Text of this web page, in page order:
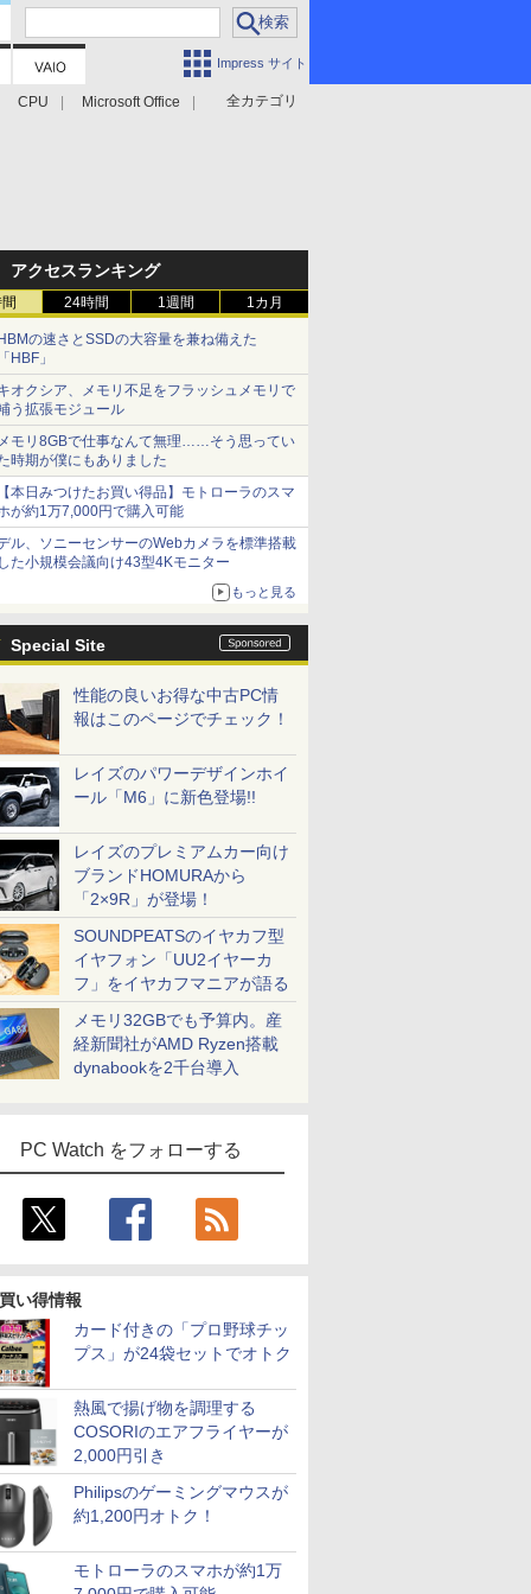
Impress サイト
全カテゴリ
CPU Microsoft Office
アクセスランキング
24時間 1週間 1カ月
の速さとSSDの大容量を兼ね備えた
HBF」
オクシア、メモリ不足をフラッシュメモリで
う拡張モジュール
モリ8GBで仕事なんて無理……そう思ってい
時期が僕にもありました
本日みつけたお買い得品】モトローラのスマ
が約1万7,000円で購入可能
ル、ソニーセンサーのWebカメラを標準搭載
た小規模会議向け43型4Kモニター
もっと見る
Special Site
性能の良いお得な中古PC情
報はこのページでチェック！
レイズのパワーデザインホイ
ール「M6」に新色登場!!
レイズのプレミアムカー向け
ブランドHOMURAから
「2×9R」が登場！
SOUNDPEATSのイヤカフ型
イヤフォン「UU2イヤーカ
フ」をイヤカフマニアが語る
メモリ32GBでも予算内。産
経新聞社がAMD Ryzen搭載
dynabookを2千台導入
PC Watch をフォローする
い得情報
カード付きの「プロ野球チッ
プス」が24袋セットでオトク
熱風で揚げ物を調理する
COSORIのエアフライヤーが
2,000円引き
Philipsのゲーミングマウスが
約1,200円オトク！
モトローラのスマホが約1万